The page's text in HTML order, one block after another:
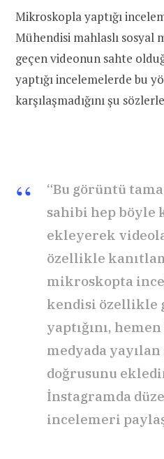
Mikroskopla yaptığı
Mühendisi mahlaslı sosyal
geçen videonun sahte
yaptığı incelemelerde bu
karşılaşmadığını şu
“Bu görüntü
sahibi hep böyle
ekleyerek
özellikle
mikroskopta
kendisi özellikle
yaptığını,
medyada
doğrusunu
İnstagramda
incelemeri